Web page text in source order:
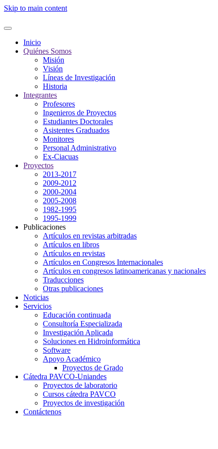
Skip to main content
Inicio
Quiénes Somos
Misión
Visión
Líneas de Investigación
Historia
Integrantes
Profesores
Ingenieros de Proyectos
Estudiantes Doctorales
Asistentes Graduados
Monitores
Personal Administrativo
Ex-Ciacuas
Proyectos
2013-2017
2009-2012
2000-2004
2005-2008
1982-1995
1995-1999
Publicaciones
Artículos en revistas arbitradas
Artículos en libros
Artículos en revistas
Artículos en Congresos Internacionales
Artículos en congresos latinoamericanas y nacionales
Traducciones
Otras publicaciones
Noticias
Servicios
Educación continuada
Consultoría Especializada
Investigación Aplicada
Soluciones en Hidroinformática
Software
Apoyo Académico
Proyectos de Grado
Cátedra PAVCO-Uniandes
Proyectos de laboratorio
Cursos cátedra PAVCO
Proyectos de investigación
Contáctenos